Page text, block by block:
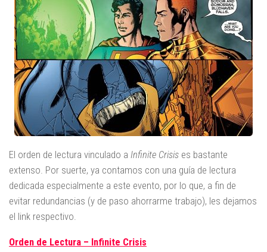
El orden de lectura vinculado a Infinite Crisis es bastante
extenso. Por suerte, ya contamos con una guía de lectura
dedicada especialmente a este evento, por lo que, a fin de
evitar redundancias (y de paso ahorrarme trabajo), les dejamos
el link respectivo.
Orden de Lectura – Infinite Crisis